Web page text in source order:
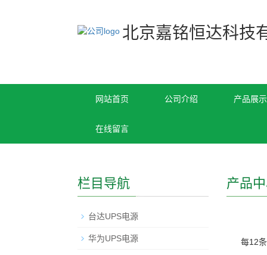
北京嘉铭恒达科技
网站首页 公司介绍 产品展示
在线留言
产品
每12
栏目导航
台达UPS电源
华为UPS电源